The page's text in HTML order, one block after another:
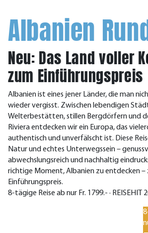
Albanien
Neu: Das Land voller
zum Einführungspreis
Albanien ist eines jener Länder, die man
wieder vergisst. Zwischen lebendigen
Welterbestätten, stillen Bergdörfern und
Riviera entdecken wir ein Europa, das
authentisch und unverfälscht ist. Diese
Natur und echtes Unterwegssein –
abwechslungsreich und nachhaltig
richtige Moment, Albanien zu entdecken –
Einführungspreis.
8-tägige Reise ab nur Fr. 1799.- · REISEHIT